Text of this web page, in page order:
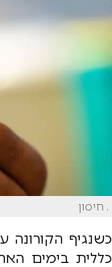
. חיסון
כשנגיף הקורונה
כללית בימים